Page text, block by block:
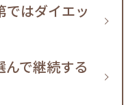
ではダイエッ
んで継続する